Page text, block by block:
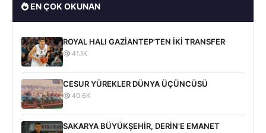
EN ÇOK OKUNAN
ROYAL HALI GAZİANTEP'TEN İKİ TRANSFER
41.1K
CESUR YÜREKLER DÜNYA ÜÇÜNCÜSÜ
40.6K
SAKARYA BÜYÜKŞEHİR, DERİN'E EMANET